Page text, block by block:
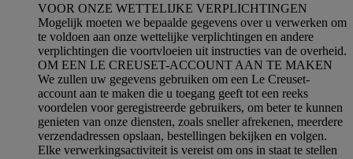
VOOR ONZE WETTELIJKE VERPLICHTINGEN
Mogelijk moeten we bepaalde gegevens over u verwerken om
te voldoen aan onze wettelijke verplichtingen en andere
verplichtingen die voortvloeien uit instructies van de overheid.
OM EEN LE CREUSET-ACCOUNT AAN TE MAKEN
We zullen uw gegevens gebruiken om een Le Creuset-
account aan te maken die u toegang geeft tot een reeks
voordelen voor geregistreerde gebruikers, om beter te kunnen
genieten van onze diensten, zoals sneller afrekenen, meerdere
verzendadressen opslaan, bestellingen bekijken en volgen.
Elke verwerkingsactiviteit is vereist om ons in staat te stellen